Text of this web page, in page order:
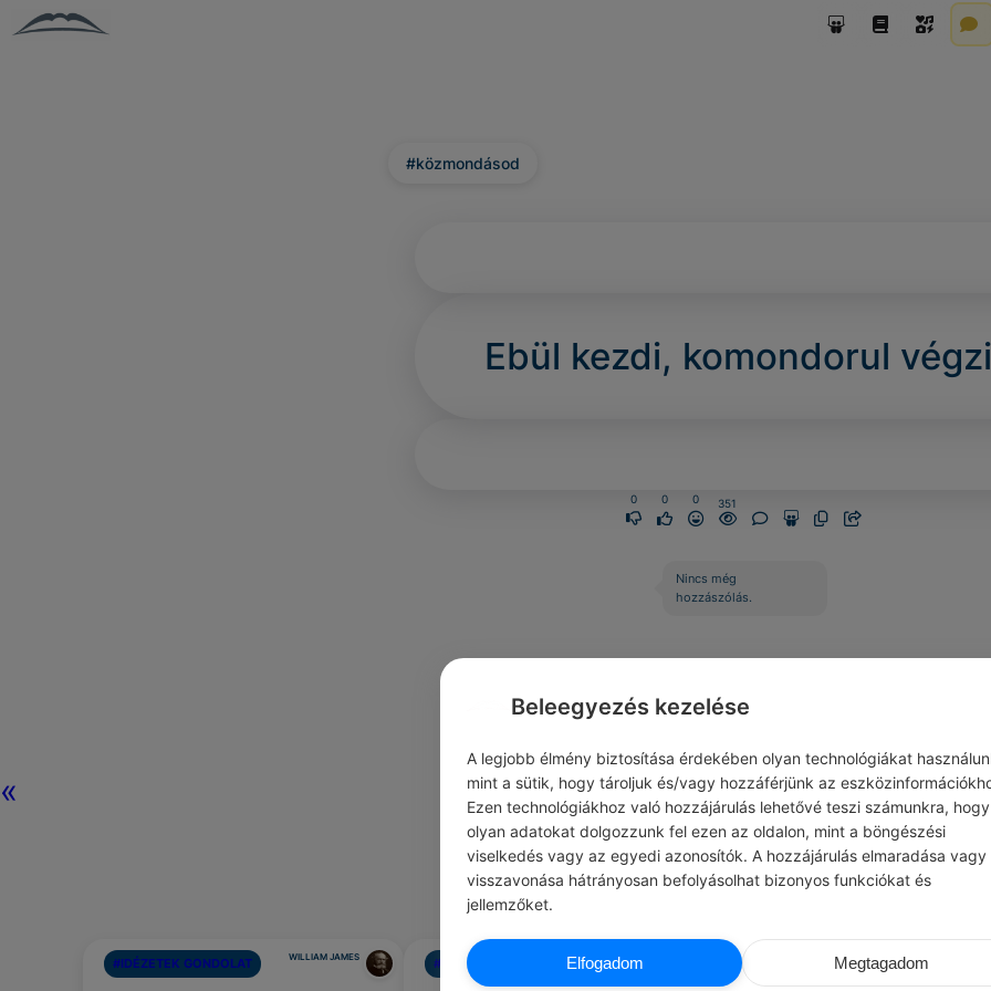
«
#közmondásod
Ebül kezdi, komondorul
0 0 0 351
Nincs még
hozzászólás.
#IDÉZETEK GONDOLAT WILLIAM JAMES #LÉGY HÁLÁS … #IDÉZETEK SZERELEMJOHANN WOLFGANG VON
Te azért születtél, hogy szeressenek. Én
Beleegyezés kezelése
A legjobb élmény biztosítása érdekében olyan technológiákat
mint a sütik, hogy tároljuk és/vagy hozzáférjünk az
Ezen technológiákhoz való hozzájárulás lehetővé teszi számunkra, hogy
olyan adatokat dolgozzunk fel ezen az oldalon, mint a böngészési
viselkedés vagy az egyedi azonosítók. A hozzájárulás elmaradása vagy
visszavonása hátrányosan befolyásolhat bizonyos funkciókat és
jellemzőket.
Elfogadom Megtagadom